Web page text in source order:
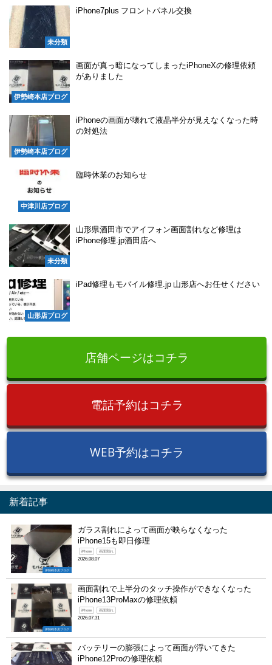
未分類
iPhone7plus フロントパネル交換
伊勢崎本店ブログ
画面が真っ暗になってしまったiPhoneXの修理依頼
がありました
伊勢崎本店ブログ
iPhoneの画面が壊れて液晶半分が見えなくなった時
の対処法
中津川店ブログ
臨時休業のお知らせ
未分類
山形県酒田市でアイフォン画面割れなど修理は
iPhone修理.jp酒田店へ
山形店ブログ
iPad修理もモバイル修理.jp 山形店へお任せください
店舗ページはコチラ
電話予約はコチラ
WEB予約はコチラ
新着記事
伊勢崎本店ブログ
ガラス割れによって画面が映らなくなった
iPhone15も即日修理
iPhone 画面割れ
2026.08.07
伊勢崎本店ブログ
画面割れで上半分のタッチ操作ができなくなった
iPhone13ProMaxの修理依頼
iPhone 画面割れ
2026.07.31
バッテリーの膨張によって画面が浮いてきた
iPhone12Proの修理依頼